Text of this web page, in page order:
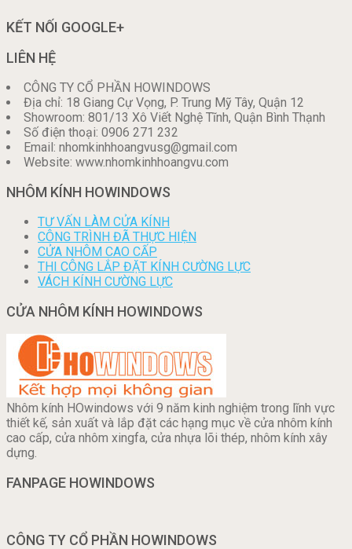
KẾT NỐI GOOGLE+
LIÊN HỆ
CÔNG TY CỔ PHẦN HOWINDOWS
Địa chỉ: 18 Giang Cự Vọng, P. Trung Mỹ Tây, Quận 12
Showroom: 801/13 Xô Viết Nghệ Tĩnh, Quận Bình Thạnh
Số điện thoại: 0906 271 232
Email: nhomkinhhoangvusg@gmail.com
Website: www.nhomkinhhoangvu.com
NHÔM KÍNH HOWINDOWS
TƯ VẤN LÀM CỬA KÍNH
CÔNG TRÌNH ĐÃ THỰC HIỆN
CỬA NHÔM CAO CẤP
THI CÔNG LẮP ĐẶT KÍNH CƯỜNG LỰC
VÁCH KÍNH CƯỜNG LỰC
CỬA NHÔM KÍNH HOWINDOWS
Nhôm kính HOwindows với 9 năm kinh nghiệm trong lĩnh vực
thiết kế, sản xuất và lắp đặt các hạng mục về cửa nhôm kính
cao cấp, cửa nhôm xingfa, cửa nhựa lõi thép, nhôm kính xây
dựng.
FANPAGE HOWINDOWS
CÔNG TY CỔ PHẦN HOWINDOWS